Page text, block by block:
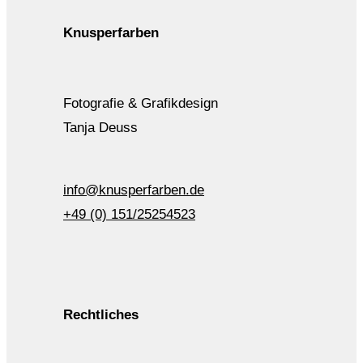
Knusperfarben
Fotografie & Grafikdesign
Tanja Deuss
info@knusperfarben.de
+49 (0) 151/25254523
Rechtliches